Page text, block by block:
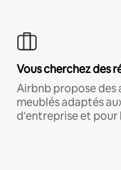
Vous cherchez des
Airbnb propose
meublés adaptés
d'entreprise et pour